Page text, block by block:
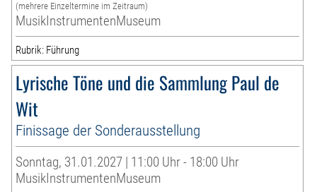
(mehrere Einzeltermine im Zeitraum)
MusikInstrumentenMuseum
Rubrik: Führung
Lyrische Töne und die Sammlung Paul de
Wit
Finissage der Sonderausstellung
Sonntag, 31.01.2027 | 11:00 Uhr - 18:00 Uhr
MusikInstrumentenMuseum